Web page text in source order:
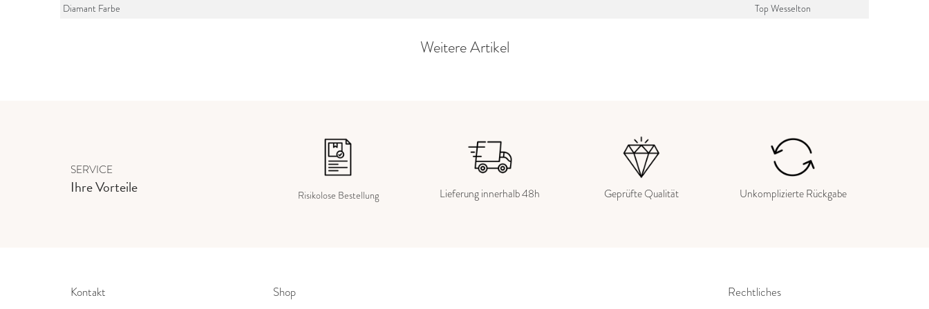
Diamant Farbe
Top Wesselton
Weitere Artikel
SERVICE
Ihre Vorteile Risikolose Bestellung Lieferung innerhalb 48h Geprüfte Qualität Unkomplizierte Rückgabe
Kontakt Shop Rechtliches